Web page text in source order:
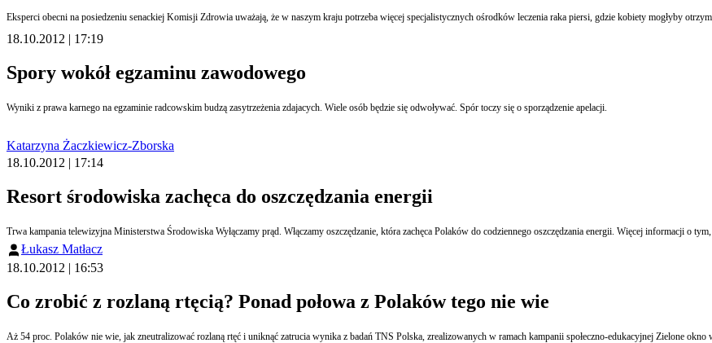
Eksperci obecni na posiedzeniu senackiej Komisji Zdrowia uważają, że w naszym kraju potrzeba więcej specjalistycznych ośrodków leczenia raka piersi, gdzie kobiety mogłyby
18.10.2012 | 17:19
Spory wokół egzaminu zawodowego
Wyniki z prawa karnego na egzaminie radcowskim budzą zasytrzeżenia zdajacych. Wiele osób będzie się odwoływać. Spór toczy się o sporządzenie apelacji.
Katarzyna Żaczkiewicz-Zborska
18.10.2012 | 17:14
Resort środowiska zachęca do oszczędzania energii
Trwa kampania telewizyjna Ministerstwa Środowiska Wyłączamy prąd. Włączamy oszczędzanie, która zachęca Polaków do codziennego oszczędzania energii. Więcej informacji o
Łukasz Matłacz
18.10.2012 | 16:53
Co zrobić z rozlaną rtęcią? Ponad połowa z Polaków tego nie wie
Aż